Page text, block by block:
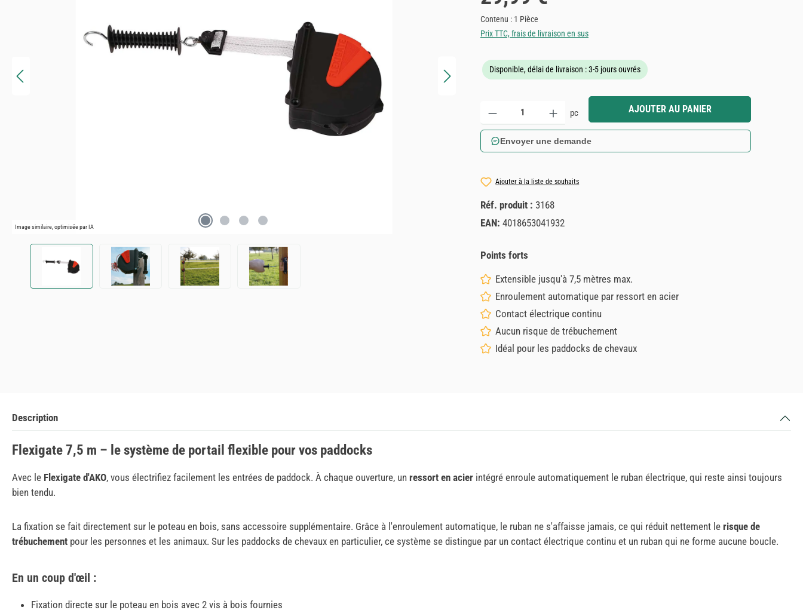
Image similaire, optimisée par IA
Contenu : 1 Pièce
Prix TTC, frais de livraison en sus
Disponible, délai de livraison : 3-5 jours ouvrés
Quantité de produit : Entrez la quantité souhaitée ou utilisez les boutons pour augmenter ou
pc AJOUTER AU PANIER
Envoyer une demande
Ajouter à la liste de souhaits
Réf. produit : 3168
EAN: 4018653041932
Points forts
Extensible jusqu'à 7,5 mètres max.
Enroulement automatique par ressort en acier
Contact électrique continu
Aucun risque de trébuchement
Idéal pour les paddocks de chevaux
Description
Flexigate 7,5 m – le système de portail flexible pour vos paddocks
Avec le Flexigate d'AKO, vous électrifiez facilement les entrées de paddock. À chaque ouverture, un ressort en acier intégré enroule automatiquement le ruban électrique, qui reste ainsi toujours
bien tendu.
La fixation se fait directement sur le poteau en bois, sans accessoire supplémentaire. Grâce à l'enroulement automatique, le ruban ne s'affaisse jamais, ce qui réduit nettement le risque de
trébuchement pour les personnes et les animaux. Sur les paddocks de chevaux en particulier, ce système se distingue par un contact électrique continu et un ruban qui ne forme aucune boucle.
En un coup d'œil :
Fixation directe sur le poteau en bois avec 2 vis à bois fournies